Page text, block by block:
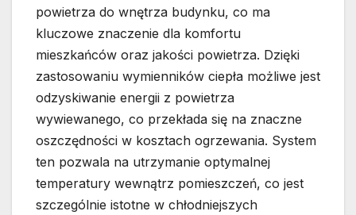
powietrza do wnętrza budynku, co ma
kluczowe znaczenie dla komfortu
mieszkańców oraz jakości powietrza. Dzięki
zastosowaniu wymienników ciepła możliwe jest
odzyskiwanie energii z powietrza
wywiewanego, co przekłada się na znaczne
oszczędności w kosztach ogrzewania. System
ten pozwala na utrzymanie optymalnej
temperatury wewnątrz pomieszczeń, co jest
szczególnie istotne w chłodniejszych